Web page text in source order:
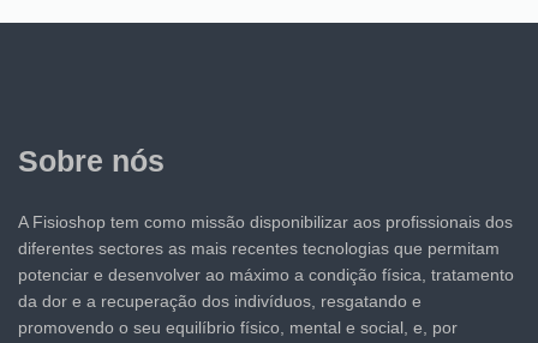
Sobre nós
A Fisioshop tem como missão disponibilizar aos profissionais dos
diferentes sectores as mais recentes tecnologias que permitam
potenciar e desenvolver ao máximo a condição física, tratamento
da dor e a recuperação dos indivíduos, resgatando e
promovendo o seu equilíbrio físico, mental e social, e, por